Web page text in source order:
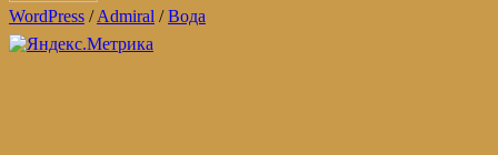
WordPress /Admiral /Вода